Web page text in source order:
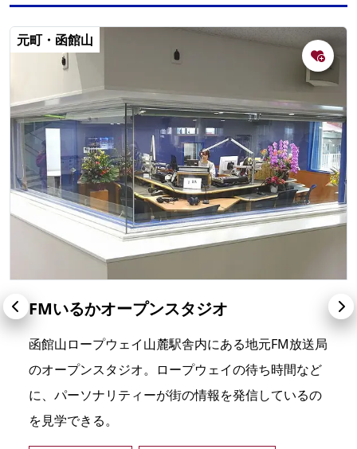
元町・函館山
FMいるかオープンスタジオ
函館山ロープウェイ山麓駅舎内にある地元FM放送局
のオープンスタジオ。ロープウェイの待ち時間など
に、パーソナリティーが街の情報を発信しているの
を見学できる。